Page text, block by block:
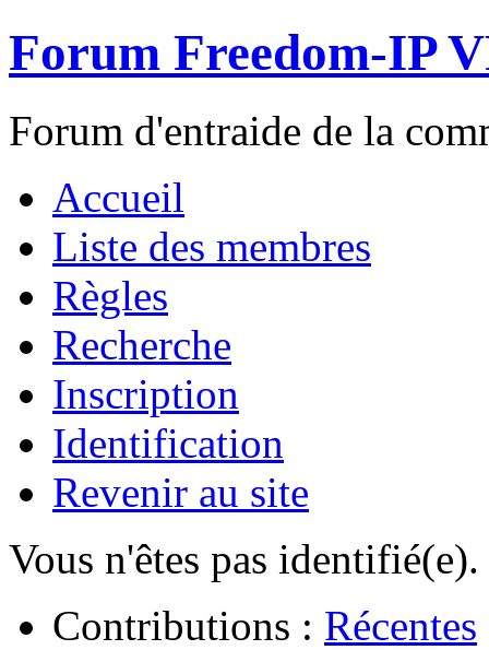
Forum Freedom-IP
Forum d'entraide de la
Accueil
Liste des membres
Règles
Recherche
Inscription
Identification
Revenir au site
Vous n'êtes pas identifié(e).
Contributions : Récentes